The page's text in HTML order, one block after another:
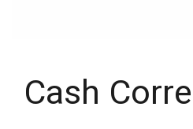
Cash